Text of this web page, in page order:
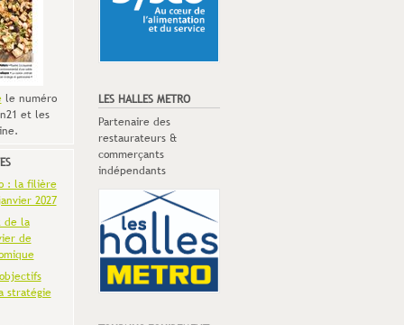
le numéro
et les
: la filière
2027
de la
de
stratégie
LES HALLES METRO
Partenaire des
restaurateurs &
commerçants
indépendants